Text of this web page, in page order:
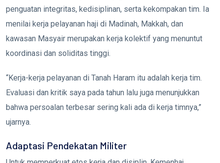
penguatan integritas, kedisiplinan, serta kekompakan tim. Ia
menilai kerja pelayanan haji di Madinah, Makkah, dan
kawasan Masyair merupakan kerja kolektif yang menuntut
koordinasi dan soliditas tinggi.
“Kerja-kerja pelayanan di Tanah Haram itu adalah kerja tim.
Evaluasi dan kritik saya pada tahun lalu juga menunjukkan
bahwa persoalan terbesar sering kali ada di kerja timnya,”
ujarnya.
Adaptasi Pendekatan Militer